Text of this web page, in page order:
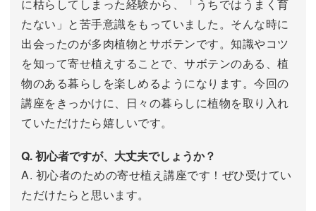
に枯らしてしまった経験から、「うちではうまく育
たない」と苦手意識をもっていました。そんな時に
出会ったのが多肉植物とサボテンです。知識やコツ
を知って寄せ植えすることで、サボテンのある、植
物のある暮らしを楽しめるようになります。今回の
講座をきっかけに、日々の暮らしに植物を取り入れ
ていただけたら嬉しいです。
Q. 初心者ですが、大丈夫でしょうか？
A. 初心者のための寄せ植え講座です！ぜひ受けてい
ただけたらと思います。